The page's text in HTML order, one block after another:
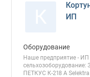
ИП
Оборудование
Наше предприятие -
сельхозоборудование:
ПЕТКУС К-218 А